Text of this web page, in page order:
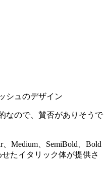
シュのデザイン
なので、賛否がありそうで
、Medium、SemiBold、Bold
たイタリック体が提供さ